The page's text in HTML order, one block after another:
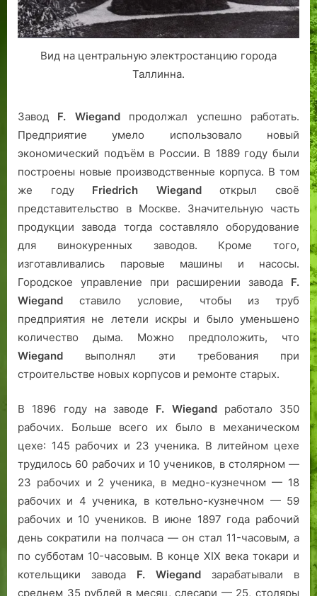
Вид на центральную электростанцию города
Таллинна.
Завод F. Wiegandпродолжал успешно работать.
Предприятие умело использовало новый
экономический подъём в России. В 1889 году были
построены новые производственные корпуса. В том
же году Friedrich Wiegandоткрыл своё
представительство в Москве. Значительную часть
продукции завода тогда составляло оборудование
для винокуренных заводов. Кроме того,
изготавливались паровые машины и насосы.
Городское управление при расширении завода F.
Wiegand ставило условие, чтобы из труб
предприятия не летели искры и было уменьшено
количество дыма. Можно предположить, что
Wiegand выполнял эти требования при
строительстве новых корпусов и ремонте старых.
В 1896 году на заводе F. Wiegandработало 350
рабочих. Больше всего их было в механическом
цехе: 145 рабочих и 23 ученика. В литейном цехе
трудилось 60 рабочих и 10 учеников, в столярном —
23 рабочих и 2 ученика, в медно-кузнечном — 18
рабочих и 4 ученика, в котельно-кузнечном — 59
рабочих и 10 учеников. В июне 1897 года рабочий
день сократили на полчаса — он стал 11-часовым, а
по субботам 10-часовым. В конце XIX века токари и
котельщики завода F. Wiegand зарабатывали в
среднем 35 рублей в месяц, слесари — 25, столяры